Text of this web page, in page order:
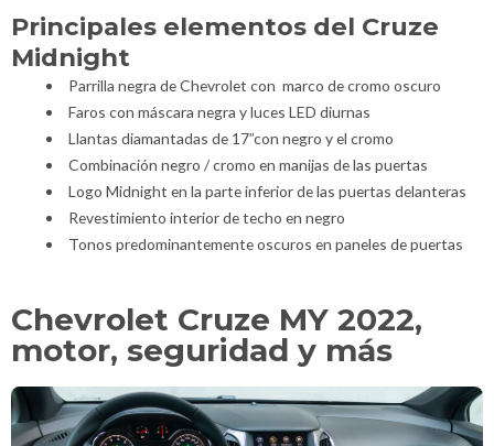
Principales elementos del Cruze
Midnight
Parrilla negra de Chevrolet con marco de cromo oscuro
Faros con máscara negra y luces LED diurnas
Llantas diamantadas de 17”con negro y el cromo
Combinación negro / cromo en manijas de las puertas
Logo Midnight en la parte inferior de las puertas delanteras
Revestimiento interior de techo en negro
Tonos predominantemente oscuros en paneles de puertas
Chevrolet Cruze MY 2022,
motor, seguridad y más